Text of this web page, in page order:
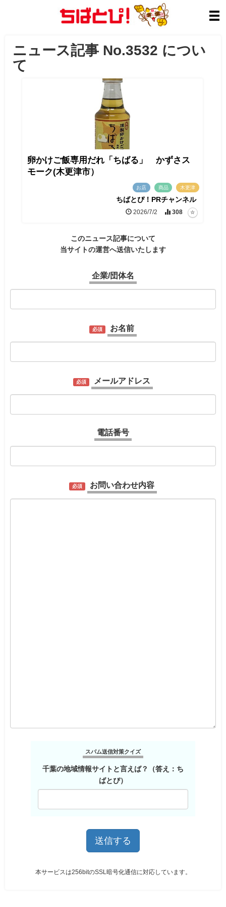
ニュース記事 No.3532 につい
て
卵かけご飯専用だれ「ちばる」 かずさス
モーク(木更津市）
お店 商品 木更津
ちばとぴ！PRチャンネル
2026/7/2 308
このニュース記事について
当サイトの運営へ送信いたします
企業/団体名
必須 お名前
必須 メールアドレス
電話番号
必須 お問い合わせ内容
スパム送信対策クイズ
千葉の地域情報サイトと言えば？（答え：ち
ばとぴ）
本サービスは256bitのSSL暗号化通信に対応しています。